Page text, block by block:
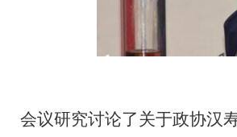
会议研究讨论了关于政协汉